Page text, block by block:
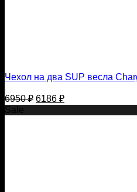
Чехол на два SUP весла
6950₽ Первоначальная
цена
составляла
6186 ₽Текущая
цена:
Sale